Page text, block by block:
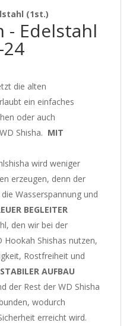
(1st.)
- Edelstahl
die alten
ein einfaches
oder auch
Shisha. MIT
wird weniger
erzeugen, denn der
Wasserspannung und
BEGLEITER
den wir bei der
Hookah Shishas nutzen,
Rostfreiheit und
STABILER AUFBAU
der Rest der WD Shisha
wodurch
erreicht wird.